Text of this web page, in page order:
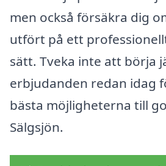
men också försäkra dig
utfört på ett
sätt. Tveka inte att börja
erbjudanden redan idag
bästa möjligheterna till
Sälgsjön.